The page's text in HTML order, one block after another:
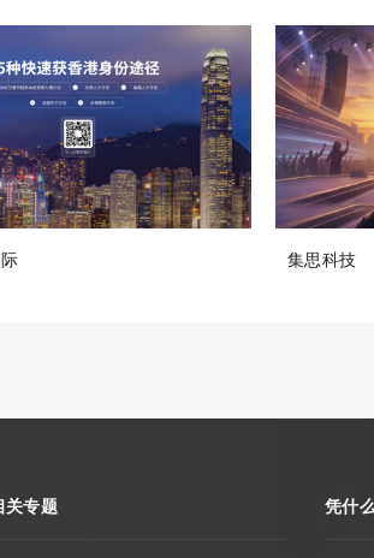
集思科技
关专题 凭什